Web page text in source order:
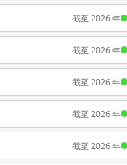
截至 2026 年
截至 2026 年
截至 2026 年
截至 2026 年
截至 2026 年